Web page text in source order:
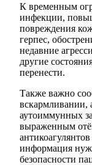
К временным
инфекции,
повреждения
герпес,
недавние
другие
перенести.
Также важно
вскармливании,
аутоиммунных
выраженным
информация
безопасности